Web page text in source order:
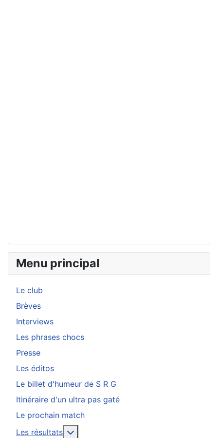
Menu principal
Le club
Brèves
Interviews
Les phrases chocs
Presse
Les éditos
Le billet d'humeur de S R G
Itinéraire d'un ultra pas gaté
Le prochain match
Les résultats